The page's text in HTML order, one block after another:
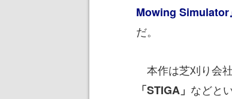
Mowing Simulator
だ。
本作は芝刈り会
「STIGA」 などと